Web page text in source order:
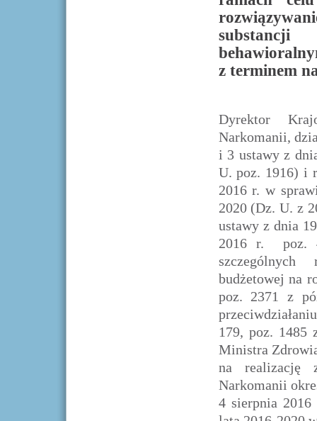
substancji
z terminem
Dyrektor
Narkomanii,
i 3 ustawy z
U. poz. 1916) i
2016 r. w
2020 (Dz. U. z
ustawy z dnia
2016 r. poz.
szczególnych
budżetowej na
poz. 2371 z
179, poz. 1485
Ministra
na realizację
Narkomanii
4 sierpnia 2016